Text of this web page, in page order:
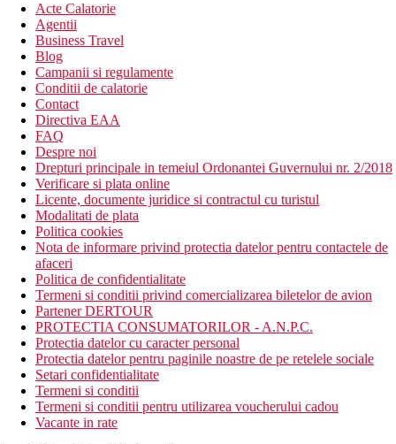
Acte Calatorie
Agentii
Business Travel
Blog
Campanii si regulamente
Conditii de calatorie
Contact
Directiva EAA
FAQ
Despre noi
Drepturi principale in temeiul Ordonantei Guvernului nr. 2/2018
Verificare si plata online
Licente, documente juridice si contractul cu turistul
Modalitati de plata
Politica cookies
Nota de informare privind protectia datelor pentru contactele de
afaceri
Politica de confidentialitate
Termeni si conditii privind comercializarea biletelor de avion
Partener DERTOUR
PROTECTIA CONSUMATORILOR - A.N.P.C.
Protectia datelor cu caracter personal
Protectia datelor pentru paginile noastre de pe retelele sociale
Setari confidentialitate
Termeni si conditii
Termeni si conditii pentru utilizarea voucherului cadou
Vacante in rate